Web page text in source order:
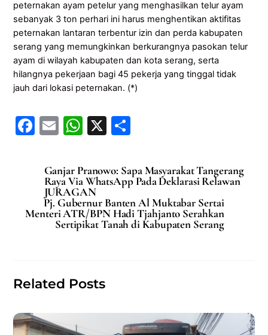
peternakan ayam petelur yang menghasilkan telur ayam
sebanyak 3 ton perhari ini harus menghentikan aktifitas
peternakan lantaran terbentur izin dan perda kabupaten
serang yang memungkinkan berkurangnya pasokan telur
ayam di wilayah kabupaten dan kota serang, serta
hilangnya pekerjaan bagi 45 pekerja yang tinggal tidak
jauh dari lokasi peternakan. (*)
F
c
e
b
o
E
ai
l
W
at
s
A
p
X
ar
e
Ganjar Pranowo: Sapa Masyarakat Tangerang
Raya Via WhatsApp Pada Deklarasi Relawan
JURAGAN
Pj. Gubernur Banten Al Muktabar Sertai
Menteri ATR/BPN Hadi Tjahjanto Serahkan
Sertipikat Tanah di Kabupaten Serang
Related Posts